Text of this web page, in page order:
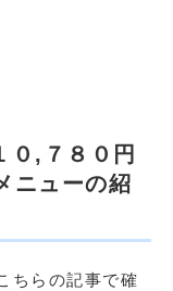
０,７８０円
ニューの紹
ちらの記事で確